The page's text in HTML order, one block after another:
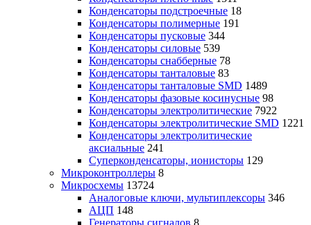
Конденсаторы подстроечные 18
Конденсаторы полимерные 191
Конденсаторы пусковые 344
Конденсаторы силовые 539
Конденсаторы снабберные 78
Конденсаторы танталовые 83
Конденсаторы танталовые SMD 1489
Конденсаторы фазовые косинусные 98
Конденсаторы электролитические 7922
Конденсаторы электролитические SMD 1221
Конденсаторы электролитические
аксиальные 241
Суперконденсаторы, ионисторы 129
Микроконтроллеры 8
Микросхемы 13724
Аналоговые ключи, мультиплексоры 346
АЦП 148
Генераторы сигналов 8